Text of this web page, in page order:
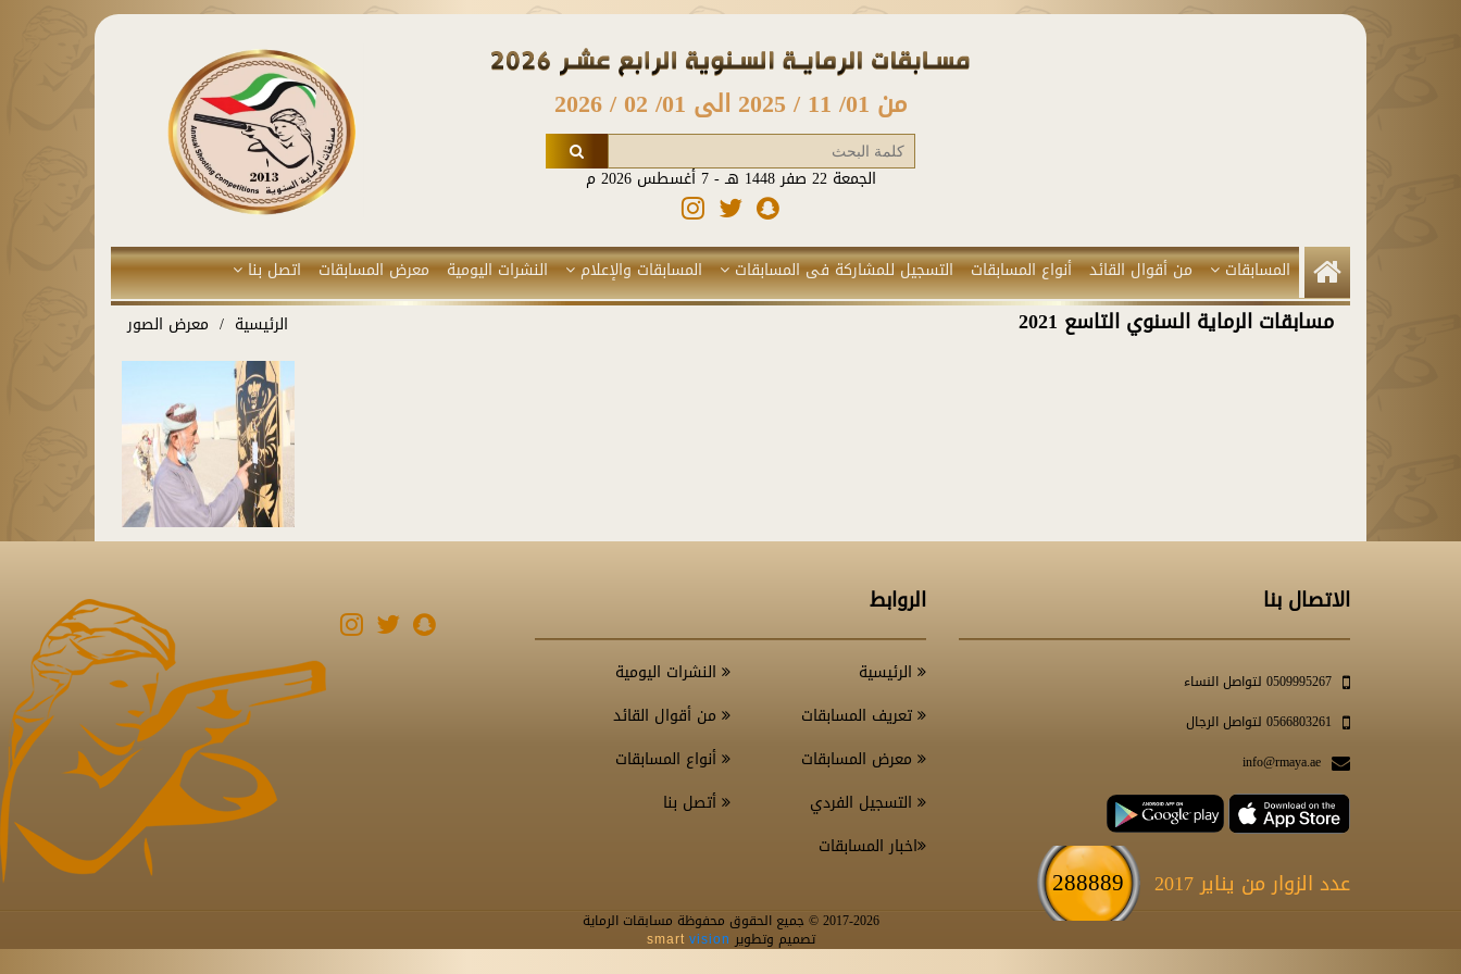
من 01/ 11 / 2025 الى 01/ 02 / 2026
الجمعة 22 صفر 1448 هـ - 7 أغسطس 2026 م
المسابقات من أقوال القائد أنواع المسابقات التسجيل للمشاركة فى المسابقات المسابقات والإعلام النشرات اليومية معرض المسابقات اتصل بنا
مسابقات الرماية السنوي التاسع 2021 الرئيسية معرض الصور
الاتصال بنا
0509995267 لتواصل النساء
0566803261 لتواصل الرجال
info@rmaya.ae
عدد الزوار من يناير 2017 288889
الروابط
الرئيسية
تعريف المسابقات
معرض المسابقات
التسجيل الفردي
اخبار المسابقات
النشرات اليومية
من أقوال القائد
أنواع المسابقات
أتصل بنا
2017-2026 © جميع الحقوق محفوظة مسابقات الرماية
تصميم وتطوير smart vision